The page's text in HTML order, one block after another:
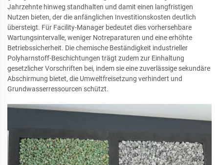
Jahrzehnte hinweg standhalten und damit einen langfristigen
Nutzen bieten, der die anfänglichen Investitionskosten deutlich
übersteigt. Für Facility-Manager bedeutet dies vorhersehbare
Wartungsintervalle, weniger Notreparaturen und eine erhöhte
Betriebssicherheit. Die chemische Beständigkeit industrieller
Polyharnstoff-Beschichtungen trägt zudem zur Einhaltung
gesetzlicher Vorschriften bei, indem sie eine zuverlässige sekundäre
Abschirmung bietet, die Umweltfreisetzung verhindert und
Grundwasserressourcen schützt.